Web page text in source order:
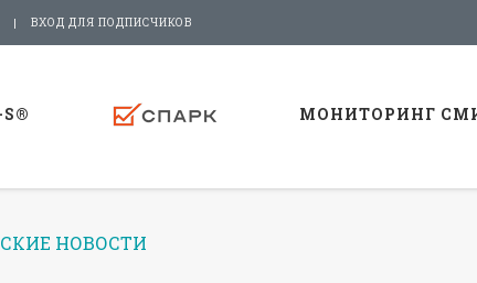
ВХОД ДЛЯ ПОДПИСЧИКОВ
МОНИТОРИНГ
НОВОСТИ